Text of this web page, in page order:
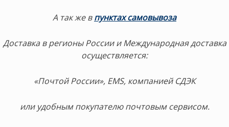
А так же в пунктах самовывоза
Доставка в регионы России и Международная доставка
осуществляется:
«Почтой России», EMS, компанией СДЭК
или удобным покупателю почтовым сервисом.